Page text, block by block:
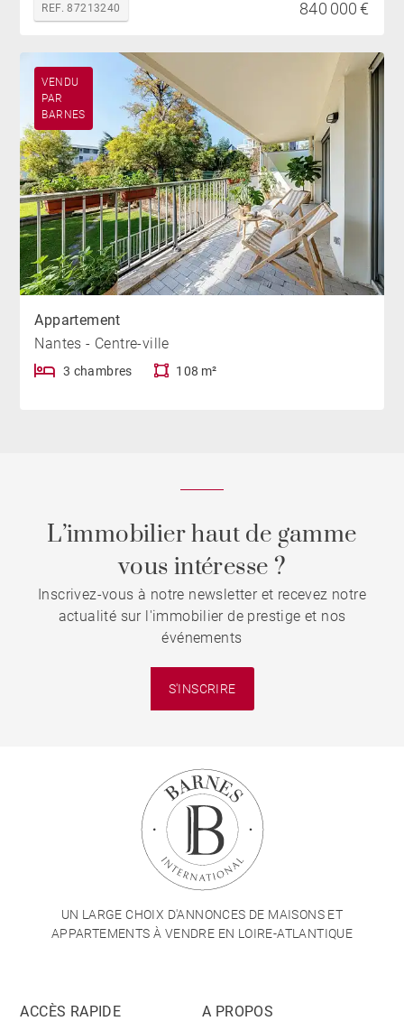
REF. 87213240 840 000 €
VENDU
PAR
BARNES
Appartement
Nantes - Centre-ville
3 chambres 108 m²
L’immobilier haut de gamme
vous intéresse ?
Inscrivez-vous à notre newsletter et recevez notre
actualité sur l'immobilier de prestige et nos
événements
S'INSCRIRE
UN LARGE CHOIX D'ANNONCES DE MAISONS ET
APPARTEMENTS À VENDRE EN LOIRE-ATLANTIQUE
ACCÈS RAPIDE
A PROPOS